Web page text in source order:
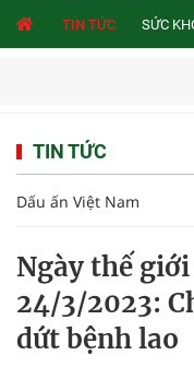
TIN TỨC SỨC
TIN TỨC
Dấu ấn Việt Nam
Ngày thế
24/3/2023:
dứt bệnh lao